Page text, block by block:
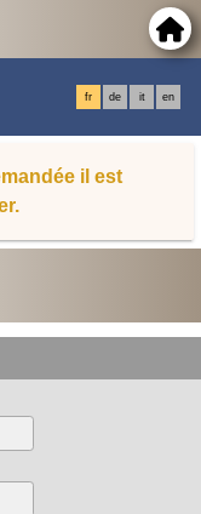
fr de it en
il est